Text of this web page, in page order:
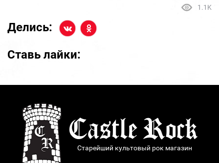
1.1K
Делись:
Ставь лайки:
Старейший культовый рок магазин